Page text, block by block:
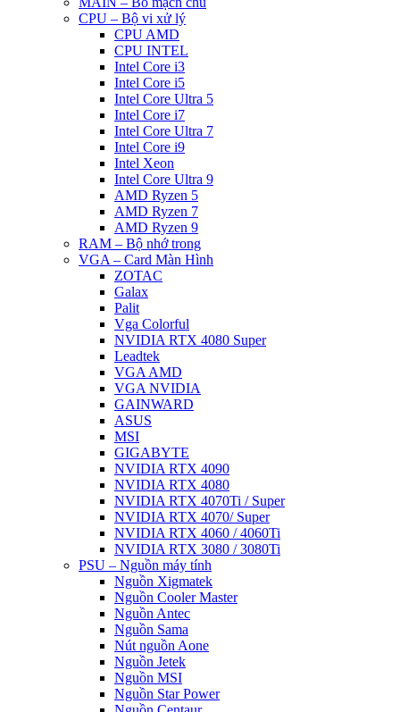
CPU – Bộ vi xử lý
CPU AMD
CPU INTEL
Intel Core i3
Intel Core i5
Intel Core Ultra 5
Intel Core i7
Intel Core Ultra 7
Intel Core i9
Intel Xeon
Intel Core Ultra 9
AMD Ryzen 5
AMD Ryzen 7
AMD Ryzen 9
RAM – Bộ nhớ trong
VGA – Card Màn Hình
ZOTAC
Galax
Palit
Vga Colorful
NVIDIA RTX 4080 Super
Leadtek
VGA AMD
VGA NVIDIA
GAINWARD
ASUS
MSI
GIGABYTE
NVIDIA RTX 4090
NVIDIA RTX 4080
NVIDIA RTX 4070Ti / Super
NVIDIA RTX 4070/ Super
NVIDIA RTX 4060 / 4060Ti
NVIDIA RTX 3080 / 3080Ti
PSU – Nguồn máy tính
Nguồn Xigmatek
Nguồn Cooler Master
Nguồn Antec
Nguồn Sama
Nút nguồn Aone
Nguồn Jetek
Nguồn MSI
Nguồn Star Power